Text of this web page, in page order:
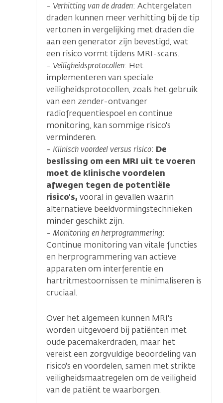
- Verhitting van de draden: Achtergelaten
draden kunnen meer verhitting bij de tip
vertonen in vergelijking met draden die
aan een generator zijn bevestigd, wat
een risico vormt tijdens MRI-scans.
- Veiligheidsprotocollen: Het
implementeren van speciale
veiligheidsprotocollen, zoals het gebruik
van een zender-ontvanger
radiofrequentiespoel en continue
monitoring, kan sommige risico's
verminderen.
- Klinisch voordeel versus risico: De
beslissing om een MRI uit te voeren
moet de klinische voordelen
afwegen tegen de potentiële
risico's, vooral in gevallen waarin
alternatieve beeldvormingstechnieken
minder geschikt zijn.
- Monitoring en herprogrammering:
Continue monitoring van vitale functies
en herprogrammering van actieve
apparaten om interferentie en
hartritmestoornissen te minimaliseren is
cruciaal.
Over het algemeen kunnen MRI's
worden uitgevoerd bij patiënten met
oude pacemakerdraden, maar het
vereist een zorgvuldige beoordeling van
risico's en voordelen, samen met strikte
veiligheidsmaatregelen om de veiligheid
van de patiënt te waarborgen.